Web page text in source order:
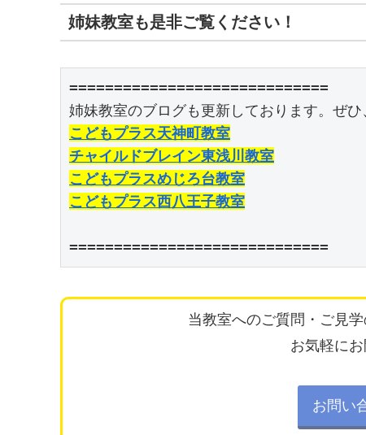
姉妹教室も是非ご覧ください！
=============================
こどもプラス天神町教室
チャイルドブレイン東浅川教室
こどもプラスめじろ台教室
こどもプラス西八王子教室
=============================
当教室へのご質問・ご見
お気軽にお
お問い